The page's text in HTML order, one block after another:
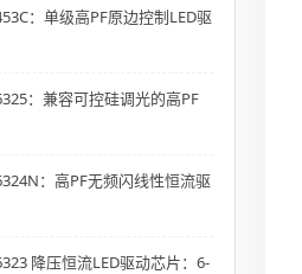
：单级高PF原边控制LED驱
：兼容可控硅调光的高PF
：高PF无频闪线性恒流驱
降压恒流LED驱动芯片：6-